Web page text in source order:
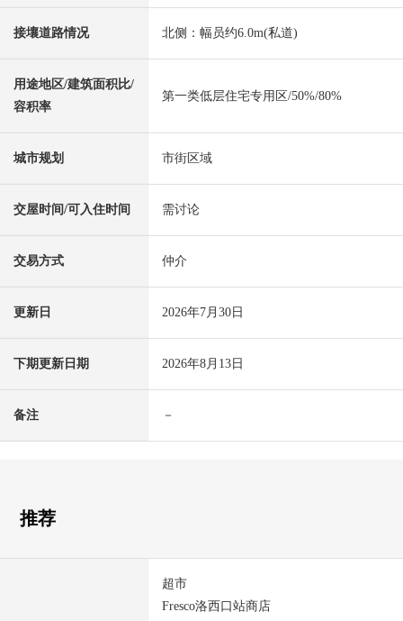
接壤道路情况 北侧：幅员约6.0m(私道)
用途地区/建筑面积比/
容积率
第一类低层住宅专用区/50%/80%
城市规划 市街区域
交屋时间/可入住时间 需讨论
交易方式 仲介
更新日 2026年7月30日
下期更新日期 2026年8月13日
备注 －
推荐
超市
Fresco洛西口站商店